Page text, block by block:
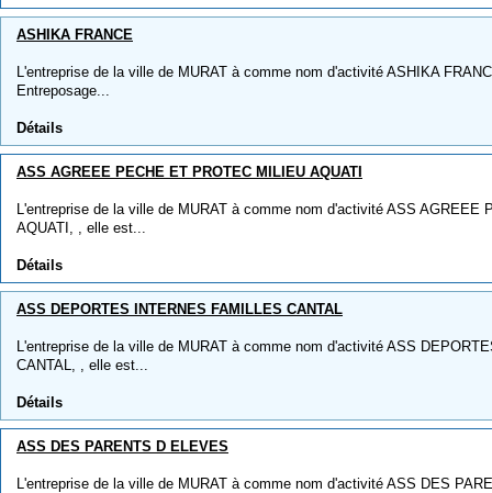
ASHIKA FRANCE
L'entreprise de la ville de MURAT à comme nom d'activité ASHIKA
Entreposage...
Détails
ASS AGREEE PECHE ET PROTEC MILIEU AQUATI
L'entreprise de la ville de MURAT à comme nom d'activité ASS AGREEE
AQUATI, , elle est...
Détails
ASS DEPORTES INTERNES FAMILLES CANTAL
L'entreprise de la ville de MURAT à comme nom d'activité ASS
CANTAL, , elle est...
Détails
ASS DES PARENTS D ELEVES
L'entreprise de la ville de MURAT à comme nom d'activité ASS DES